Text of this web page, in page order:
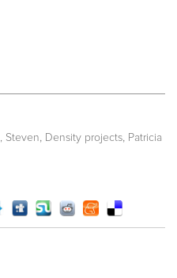
Steven Density projects
Patricia